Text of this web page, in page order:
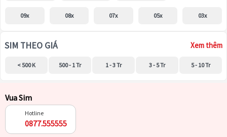
09x 08x 07x 05x 03x
SIM THEO GIÁ Xem thêm
< 500 K 500 - 1 Tr 1 - 3 Tr 3 - 5 Tr 5 - 10 Tr
Vua Sim
Hotline
0877.555555